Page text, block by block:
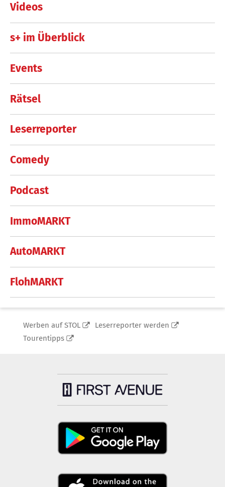
Videos
s+ im Überblick
Events
Rätsel
Leserreporter
Comedy
Podcast
ImmoMARKT
AutoMARKT
FlohMARKT
Werben auf STOL
Leserreporter werden
Tourentipps